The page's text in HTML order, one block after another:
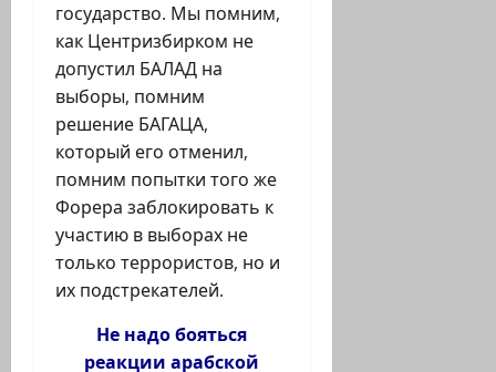
государство. Мы помним,
как Центризбирком не
допустил БАЛАД на
выборы, помним
решение БАГАЦА,
который его отменил,
помним попытки того же
Форера заблокировать к
участию в выборах не
только террористов, но и
их подстрекателей.
Не надо бояться
реакции арабской